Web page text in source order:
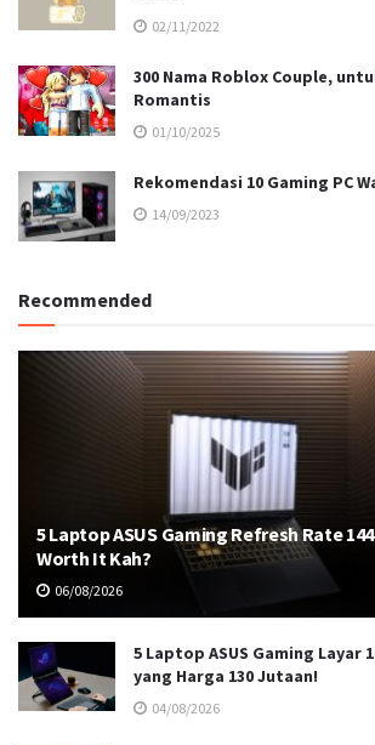
02/11/2022
300 Nama Roblox Couple,
Romantis
01/10/2025
Rekomendasi 10 Gaming PC
14/09/2023
Recommended
5 Laptop ASUS Gaming Refresh Rate
Worth It Kah?
06/08/2026
5 Laptop ASUS Gaming Layar
yang Harga 130 Jutaan!
04/08/2026